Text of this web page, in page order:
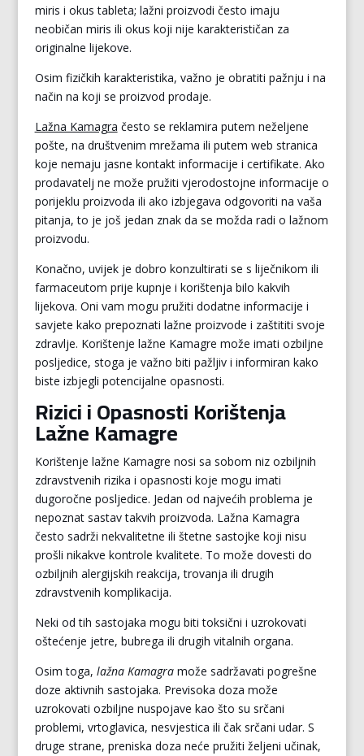
miris i okus tableta; lažni proizvodi često imaju
neobičan miris ili okus koji nije karakterističan za
originalne lijekove.
Osim fizičkih karakteristika, važno je obratiti pažnju i na
način na koji se proizvod prodaje.
Lažna Kamagra često se reklamira putem neželjene
pošte, na društvenim mrežama ili putem web stranica
koje nemaju jasne kontakt informacije i certifikate. Ako
prodavatelj ne može pružiti vjerodostojne informacije o
porijeklu proizvoda ili ako izbjegava odgovoriti na vaša
pitanja, to je još jedan znak da se možda radi o lažnom
proizvodu.
Konačno, uvijek je dobro konzultirati se s liječnikom ili
farmaceutom prije kupnje i korištenja bilo kakvih
lijekova. Oni vam mogu pružiti dodatne informacije i
savjete kako prepoznati lažne proizvode i zaštititi svoje
zdravlje. Korištenje lažne Kamagre može imati ozbiljne
posljedice, stoga je važno biti pažljiv i informiran kako
biste izbjegli potencijalne opasnosti.
Rizici i Opasnosti Korištenja
Lažne Kamagre
Korištenje lažne Kamagre nosi sa sobom niz ozbiljnih
zdravstvenih rizika i opasnosti koje mogu imati
dugoročne posljedice. Jedan od najvećih problema je
nepoznat sastav takvih proizvoda. Lažna Kamagra
često sadrži nekvalitetne ili štetne sastojke koji nisu
prošli nikakve kontrole kvalitete. To može dovesti do
ozbiljnih alergijskih reakcija, trovanja ili drugih
zdravstvenih komplikacija.
Neki od tih sastojaka mogu biti toksični i uzrokovati
oštećenje jetre, bubrega ili drugih vitalnih organa.
Osim toga, lažna Kamagramože sadržavati pogrešne
doze aktivnih sastojaka. Previsoka doza može
uzrokovati ozbiljne nuspojave kao što su srčani
problemi, vrtoglavica, nesvjestica ili čak srčani udar. S
druge strane, preniska doza neće pružiti željeni učinak,